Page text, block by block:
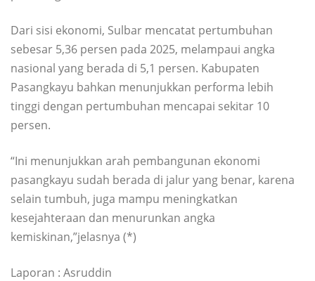
Dari sisi ekonomi, Sulbar mencatat pertumbuhan
sebesar 5,36 persen pada 2025, melampaui angka
nasional yang berada di 5,1 persen. Kabupaten
Pasangkayu bahkan menunjukkan performa lebih
tinggi dengan pertumbuhan mencapai sekitar 10
persen.
“Ini menunjukkan arah pembangunan ekonomi
pasangkayu sudah berada di jalur yang benar, karena
selain tumbuh, juga mampu meningkatkan
kesejahteraan dan menurunkan angka
kemiskinan,”jelasnya (*)
Laporan : Asruddin